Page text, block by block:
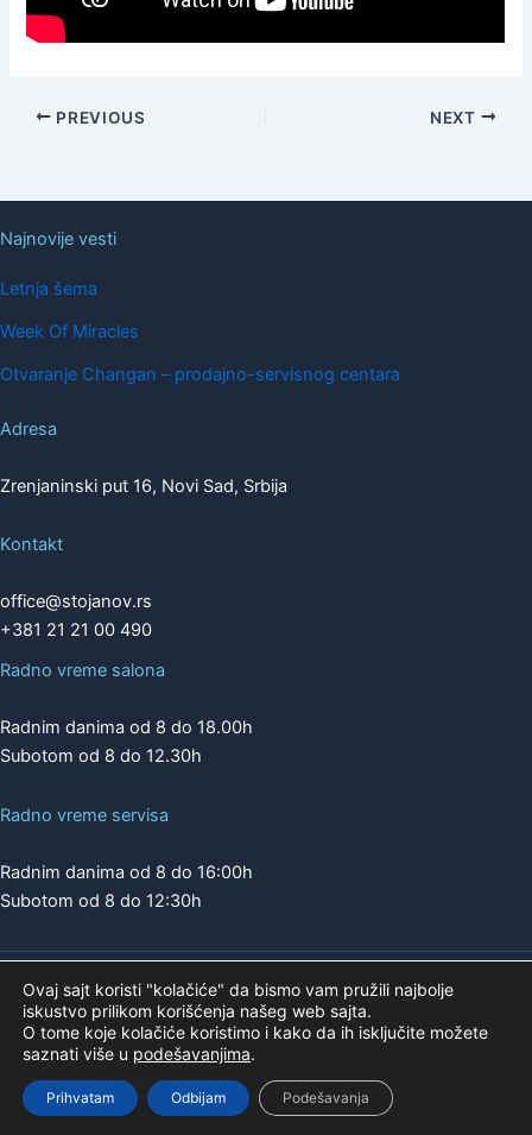
PREVIOUS NEXT
Najnovije vesti
Letnja šema
Week Of Miracles
Otvaranje Changan – prodajno-servisnog centara
Adresa
Zrenjaninski put 16, Novi Sad, Srbija
Kontakt
office@stojanov.rs
+381 21 21 00 490
Radno vreme salona
Radnim danima od 8 do 18.00h
Subotom od 8 do 12.30h
Radno vreme servisa
Radnim danima od 8 do 16:00h
Subotom od 8 do 12:30h
Copyright © 2026 | A.K. STOJANOV
Pogledajte našu ponudu na
Ovaj sajt koristi "kolačiće" da bismo vam pružili najbolje
iskustvo prilikom korišćenja našeg web sajta.
O tome koje kolačiće koristimo i kako da ih isključite možete
saznati više u podešavanjima.
Prihvatam Odbijam Podešavanja